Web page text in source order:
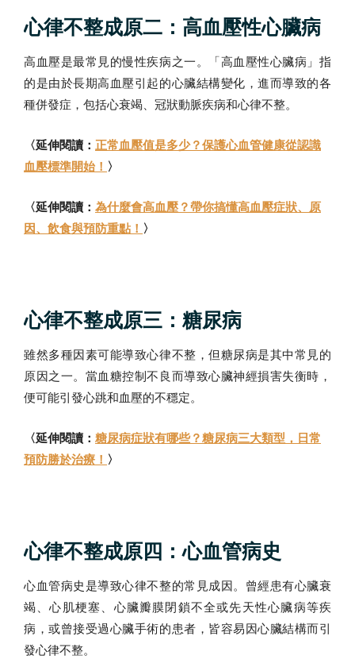
心律不整成原二：高血壓性心臟病
高血壓是最常見的慢性疾病之一。「高血壓性心臟病」指
的是由於長期高血壓引起的心臟結構變化，進而導致的各
種併發症，包括心衰竭、冠狀動脈疾病和心律不整。
〈延伸閱讀： 正常血壓值是多少？保護心血管健康從認識
血壓標準開始！ 〉
〈延伸閱讀： 為什麼會高血壓？帶你搞懂高血壓症狀、原
因、飲食與預防重點！ 〉
心律不整成原三：糖尿病
雖然多種因素可能導致心律不整，但糖尿病是其中常見的
原因之一。當血糖控制不良而導致心臟神經損害失衡時，
便可能引發心跳和血壓的不穩定。
〈延伸閱讀： 糖尿病症狀有哪些？糖尿病三大類型，日常
預防勝於治療！ 〉
心律不整成原四：心血管病史
心血管病史是導致心律不整的常見成因。曾經患有心臟衰
竭、心肌梗塞、心臟瓣膜閉鎖不全或先天性心臟病等疾
病，或曾接受過心臟手術的患者，皆容易因心臟結構而引
發心律不整。